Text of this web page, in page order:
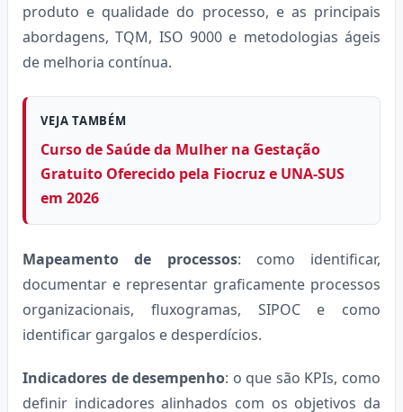
produto e qualidade do processo, e as principais
abordagens, TQM, ISO 9000 e metodologias ágeis
de melhoria contínua.
VEJA TAMBÉM
Curso de Saúde da Mulher na Gestação
Gratuito Oferecido pela Fiocruz e UNA-SUS
em 2026
Mapeamento de processos: como identificar,
documentar e representar graficamente processos
organizacionais, fluxogramas, SIPOC e como
identificar gargalos e desperdícios.
Indicadores de desempenho: o que são KPIs, como
definir indicadores alinhados com os objetivos da